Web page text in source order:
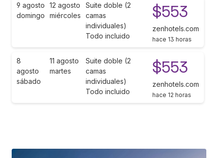
9 agosto
domingo
12 agosto
miércoles
Suite doble (2
camas
individuales)
Todo incluido
$553
zenhotels.com
hace 13 horas
8
agosto
sábado
11 agosto
martes
Suite doble (2
camas
individuales)
Todo incluido
$553
zenhotels.com
hace 12 horas